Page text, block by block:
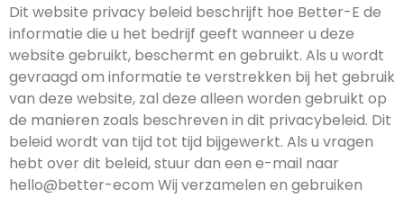
Dit website privacy beleid beschrijft hoe Better-E de
informatie die u het bedrijf geeft wanneer u deze
website gebruikt, beschermt en gebruikt. Als u wordt
gevraagd om informatie te verstrekken bij het gebruik
van deze website, zal deze alleen worden gebruikt op
de manieren zoals beschreven in dit privacybeleid. Dit
beleid wordt van tijd tot tijd bijgewerkt. Als u vragen
hebt over dit beleid, stuur dan een e-mail naar
hello@better-ecom Wij verzamelen en gebruiken